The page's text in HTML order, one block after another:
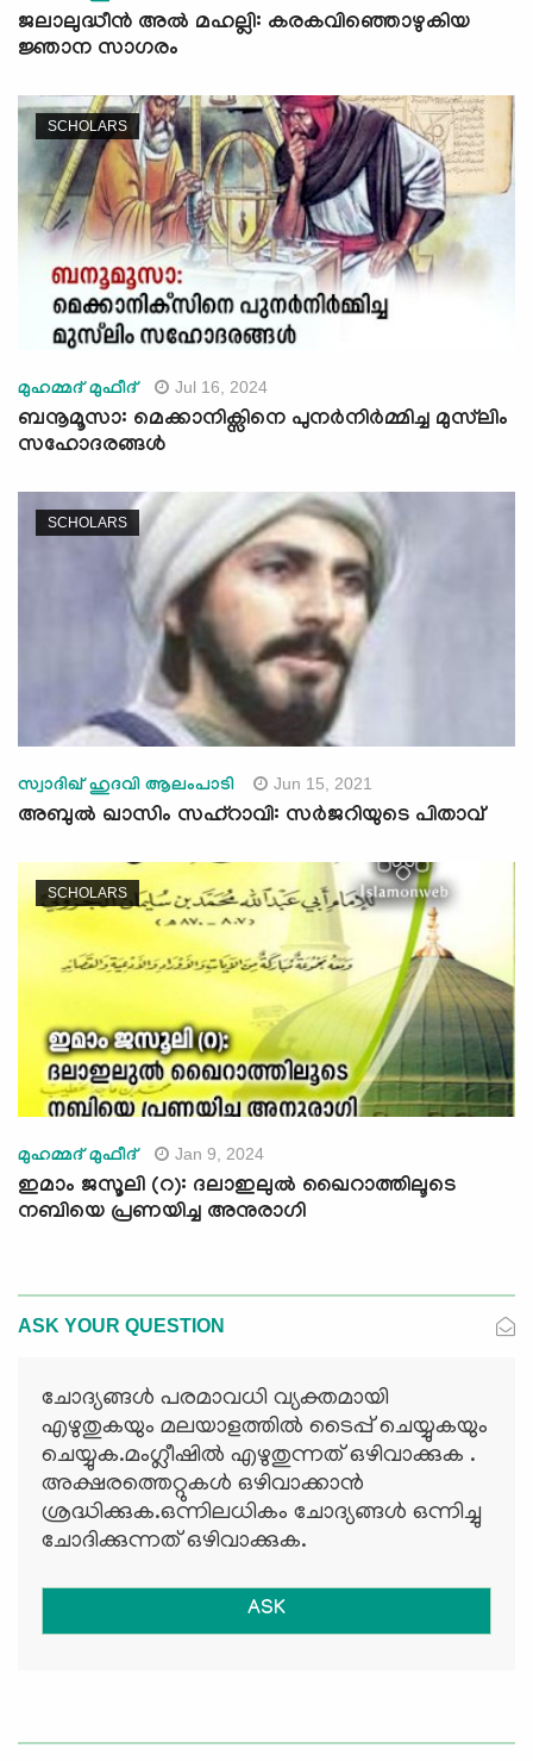
ജലാലുദ്ധീൻ അൽ മഹല്ലി: കരകവിഞ്ഞൊഴുകിയ
ജ്ഞാന സാഗരം
SCHOLARS
മുഹമ്മദ് മുഫീദ് Jul 16, 2024
ബനൂമൂസാ: മെക്കാനിക്സിനെ പുനർനിർമ്മിച്ച മുസ്‍ലിം
സഹോദരങ്ങൾ
SCHOLARS
സ്വാദിഖ് ഹുദവി ആലംപാടി Jun 15, 2021
അബുൽ ഖാസിം സഹ്റാവി: സർജറിയുടെ പിതാവ്
SCHOLARS
മുഹമ്മദ് മുഫീദ് Jan 9, 2024
ഇമാം ജസൂലി (റ): ദലാഇലുൽ ഖൈറാത്തിലൂടെ
നബിയെ പ്രണയിച്ച അനുരാഗി
ASK YOUR QUESTION
ചോദ്യങ്ങള്‍ പരമാവധി വ്യക്തമായി
എഴുതുകയും മലയാളത്തില്‍ ടൈപ്പ് ചെയ്യുകയും
ചെയ്യുക.മംഗ്ലീഷില്‍ എഴുതുന്നത് ഒഴിവാക്കുക .
അക്ഷരത്തെറ്റുകള്‍ ഒഴിവാക്കാന്‍
ശ്രദ്ധിക്കുക.ഒന്നിലധികം ചോദ്യങ്ങള്‍ ഒന്നിച്ചു
ചോദിക്കുന്നത് ഒഴിവാക്കുക.
ASK